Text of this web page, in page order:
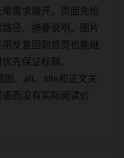
需求展开。页面先给
径、摘要说明、图片
反复回到首页也能继
先保证标题、
、alt、title和正文关
而没有实际阅读价